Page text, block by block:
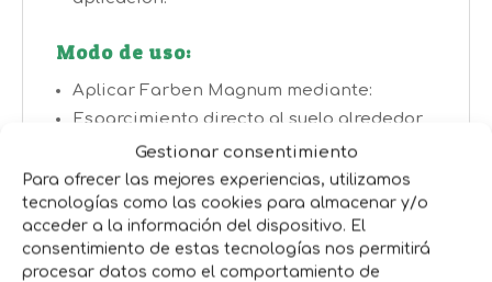
Gestionar consentimiento
Para ofrecer las mejores experiencias, utilizamos
tecnologías como las cookies para almacenar y/o
acceder a la información del dispositivo. El
consentimiento de estas tecnologías nos permitirá
procesar datos como el comportamiento de
Modo de uso:
Aplicar Farben Magnum mediante:
Esparcimiento directo al suelo alrededor
de la planta.
Inyección en hoyos o surcos cercanos a
las raíces.
Sistemas de riego por goteo, aspersión o
manta.